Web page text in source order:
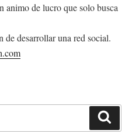
animo de lucro que solo busca
de desarrollar una red social.